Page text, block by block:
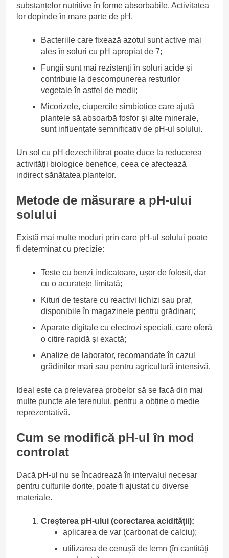
substanțelor nutritive în forme absorbabile. Activitatea
lor depinde în mare parte de pH.
Bacteriile care fixează azotul sunt active mai
ales în soluri cu pH apropiat de 7;
Fungii sunt mai rezistenți în soluri acide și
contribuie la descompunerea resturilor
vegetale în astfel de medii;
Micorizele, ciupercile simbiotice care ajută
plantele să absoarbă fosfor și alte minerale,
sunt influențate semnificativ de pH-ul solului.
Un sol cu pH dezechilibrat poate duce la reducerea
activității biologice benefice, ceea ce afectează
indirect sănătatea plantelor.
Metode de măsurare a pH-ului
solului
Există mai multe moduri prin care pH-ul solului poate
fi determinat cu precizie:
Teste cu benzi indicatoare, ușor de folosit, dar
cu o acuratețe limitată;
Kituri de testare cu reactivi lichizi sau praf,
disponibile în magazinele pentru grădinari;
Aparate digitale cu electrozi speciali, care oferă
o citire rapidă și exactă;
Analize de laborator, recomandate în cazul
grădinilor mari sau pentru agricultură intensivă.
Ideal este ca prelevarea probelor să se facă din mai
multe puncte ale terenului, pentru a obține o medie
reprezentativă.
Cum se modifică pH-ul în mod
controlat
Dacă pH-ul nu se încadrează în intervalul necesar
pentru culturile dorite, poate fi ajustat cu diverse
materiale.
Creșterea pH-ului (corectarea acidității):
aplicarea de var (carbonat de calciu);
utilizarea de cenușă de lemn (în cantități